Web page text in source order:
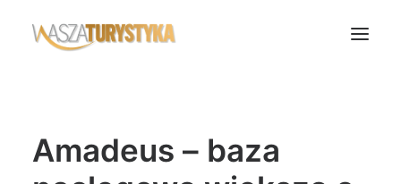
Biura podróży
Amadeus – baza